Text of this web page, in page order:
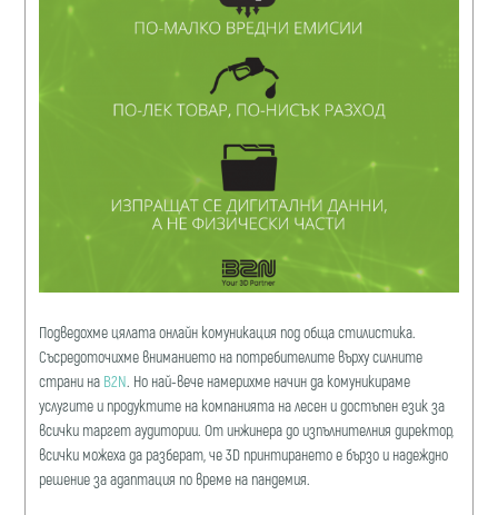
Подведохме цялата онлайн комуникация под обща стилистика.
Съсредоточихме вниманието на потребителите върху силните
страни на B2N. Но най-вече намерихме начин да комуникираме
услугите и продуктите на компанията на лесен и достъпен език за
всички таргет аудитории. От инжинера до изпълнителния директор,
всички можеха да разберат, че 3D принтирането е бързо и надеждно
решение за адаптация по време на пандемия.